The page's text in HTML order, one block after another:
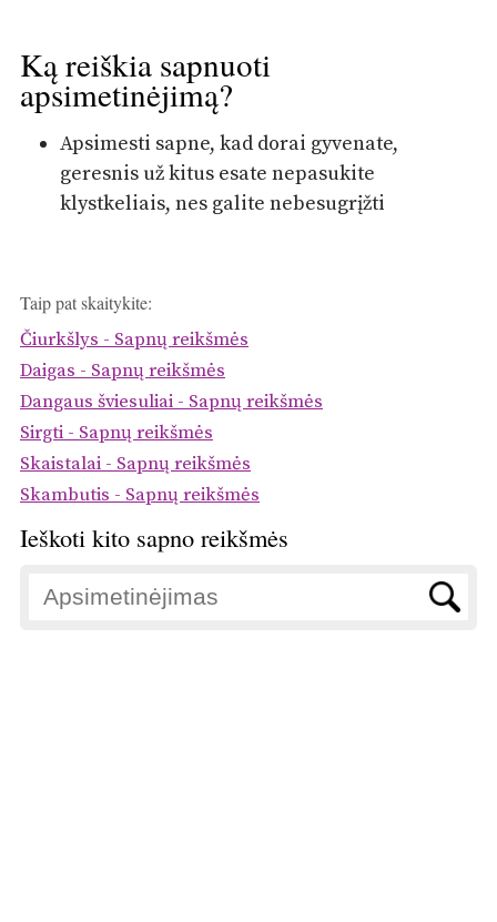
Ką reiškia sapnuoti
apsimetinėjimą?
Apsimesti sapne, kad dorai gyvenate,
geresnis už kitus esate nepasukite
klystkeliais, nes galite nebesugrįžti
Taip pat skaitykite:
Čiurkšlys - Sapnų reikšmės
Daigas - Sapnų reikšmės
Dangaus šviesuliai - Sapnų reikšmės
Sirgti - Sapnų reikšmės
Skaistalai - Sapnų reikšmės
Skambutis - Sapnų reikšmės
Ieškoti kito sapno reikšmės